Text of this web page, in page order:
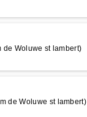
de Woluwe st lambert)
de Woluwe st lambert)